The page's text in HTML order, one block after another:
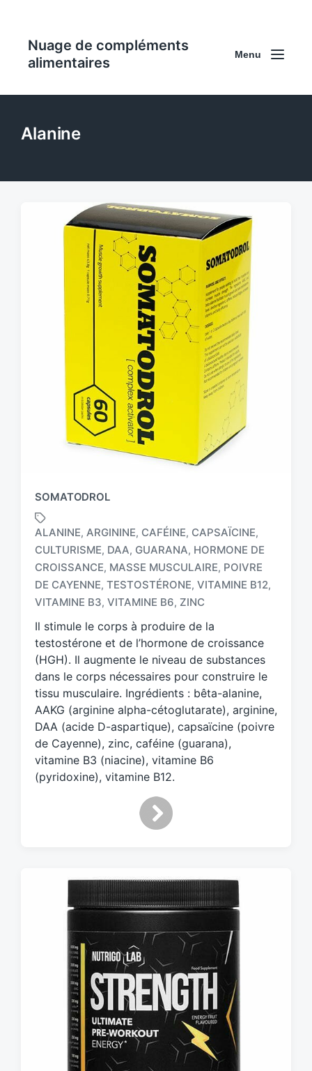
Nuage de compléments
alimentaires
Menu
Alanine
SOMATODROL
T
a
g
e
d
w
h
ALANINE, ARGININE, CAFÉINE, CAPSAÏCINE,
CULTURISME, DAA, GUARANA, HORMONE DE
CROISSANCE, MASSE MUSCULAIRE, POIVRE
DE CAYENNE, TESTOSTÉRONE, VITAMINE B12,
VITAMINE B3, VITAMINE B6, ZINC
Il stimule le corps à produire de la
testostérone et de l’hormone de croissance
(HGH). Il augmente le niveau de substances
dans le corps nécessaires pour construire le
tissu musculaire. Ingrédients : bêta-alanine,
AAKG (arginine alpha-cétoglutarate), arginine,
DAA (acide D-aspartique), capsaïcine (poivre
de Cayenne), zinc, caféine (guarana),
vitamine B3 (niacine), vitamine B6
(pyridoxine), vitamine B12.